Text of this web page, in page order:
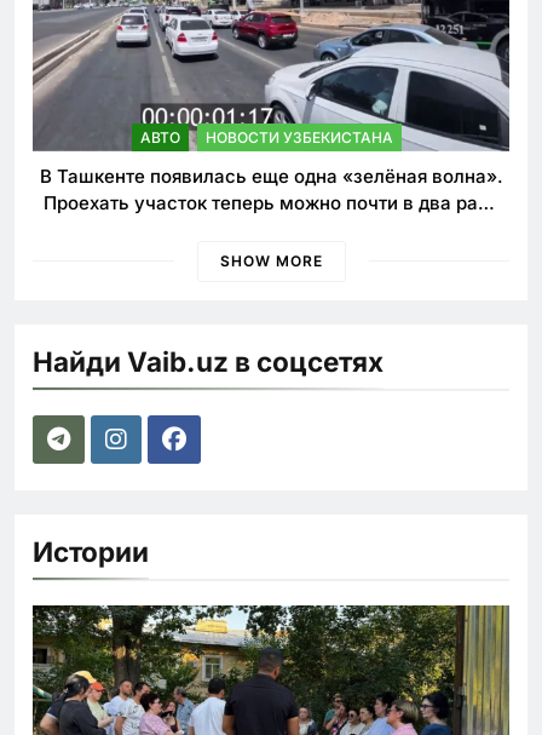
АВТО НОВОСТИ УЗБЕКИСТАНА
В Ташкенте появилась еще одна «зелёная волна».
Проехать участок теперь можно почти в два раза
SHOW MORE
Найди Vaib.uz в соцсетях
Истории